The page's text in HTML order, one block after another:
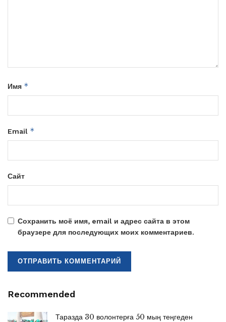
Имя *
Email *
Сайт
Сохранить моё имя, email и адрес сайта в этом
браузере для последующих моих комментариев.
Recommended
Таразда 30 волонтерға 50 мың теңгеден